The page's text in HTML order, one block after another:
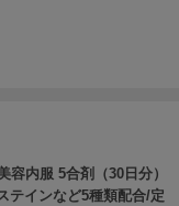
容内服 5合剤（30日分）
テインなど5種類配合/定